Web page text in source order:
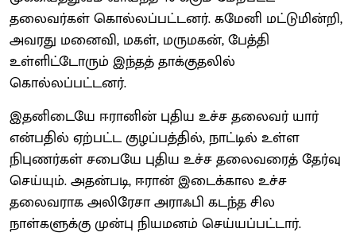
தலைவர்கள் கொல்லப்பட்டனர். கமேனி மட்டுமின்றி,
அவரது மனைவி, மகள், மருமகன், பேத்தி
உள்ளிட்டோரும் இந்தத் தாக்குதலில்
கொல்லப்பட்டனர்.
இதனிடையே ஈரானின் புதிய உச்ச தலைவர் யார்
என்பதில் ஏற்பட்ட குழப்பத்தில், நாட்டில் உள்ள
நிபுணர்கள் சபையே புதிய உச்ச தலைவரைத் தேர்வு
செய்யும். அதன்படி, ஈரான் இடைக்கால உச்ச
தலைவராக அலிரேசா அராஃபி கடந்த சில
நாள்களுக்கு முன்பு நியமனம் செய்யப்பட்டார்.